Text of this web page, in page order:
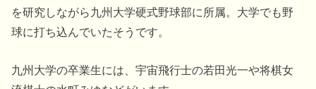
を研究しながら九州大学硬式野球部に所属。大学でも野
球に打ち込んでいたそうです。
九州大学の卒業生には、宇宙飛行士の若田光一や将棋女